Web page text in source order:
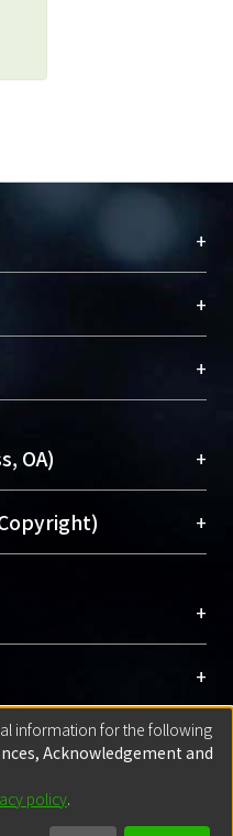
+
為永久珍藏及向國際
術能量，圖書館整合
（AH）不同功能平
。期能整合研
promote researcher
Library integrates the
with “Academic
+
Library)
+
OA) +
資訊取用性的社會運
將研究著作公開供使
發展、提升研究影響
了解OA）
+
所有，或由第三方贊
權所有者及第三方同
submission is your
have the right to
檔，可使用
以確認出版單位之版權
+
+
心帳號登入
(With ORCID)
+
，以ID匯入
information for the following
Acknowledgement and
policy.